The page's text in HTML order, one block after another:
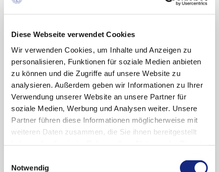
Diese Webseite verwendet Cookies
Wir verwenden Cookies, um Inhalte und Anzeigen zu
personalisieren, Funktionen für soziale Medien anbieten
zu können und die Zugriffe auf unsere Website zu
analysieren. Außerdem geben wir Informationen zu Ihrer
Verwendung unserer Website an unsere Partner für
soziale Medien, Werbung und Analysen weiter. Unsere
Partner führen diese Informationen möglicherweise mit
weiteren Daten zusammen, die Sie ihnen bereitgestellt
Cookies, wenn Sie unsere Webseite weiterhin
Notwendig
Vorsitzender der AkdÄ, Berlin.
Therapie des Typ-2-Diabetes – Mit welchen
Dr. med Andreas Klinge, Vorstandsmitglied
der AkdÄ, Hamburg.
Moderation:Dr. med. Simone Heinemann-
Meerz, Halle/Saale.
Die Beiträge widmen sich den Themen unter
besonderer Beachtung klinisch-praktischer
Aspekte der Patientenversorgung. Im Anschluss
interdisziplinären kollegialen